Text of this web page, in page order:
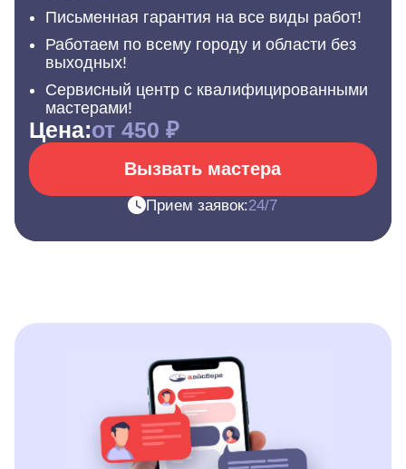
Письменная гарантия на все виды работ!
Работаем по всему городу и области без
выходных!
Сервисный центр с квалифицированными
мастерами!
Цена:от 450 ₽
Вызвать мастера
Прием заявок:24/7